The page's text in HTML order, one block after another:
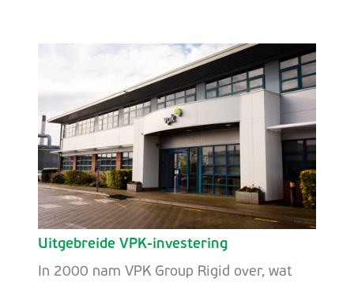
Uitgebreide VPK-investering
In 2000 nam VPK Group Rigid over, wat